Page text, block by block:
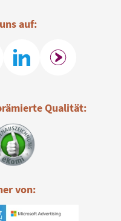
auf:
Qualität:
von: